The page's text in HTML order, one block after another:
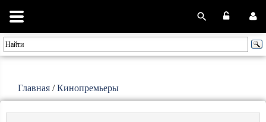
Главная /Кинопремьеры